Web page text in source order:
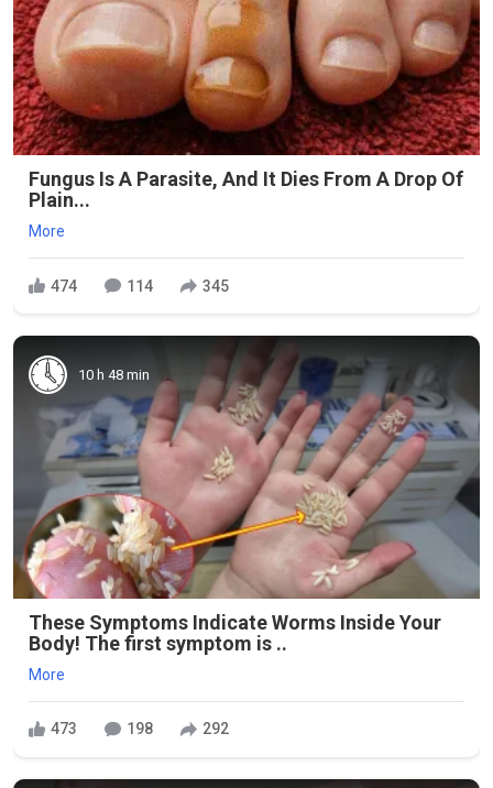
Fungus Is A Parasite, And It Dies From A Drop Of
Plain...
More
474 114 345
10 h 48 min
These Symptoms Indicate Worms Inside Your
Body! The first symptom is ..
More
473 198 292